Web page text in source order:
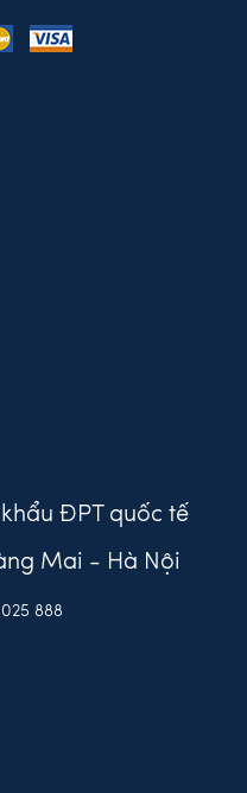
ĐPT quốc tế
Mai - Hà Nội
888